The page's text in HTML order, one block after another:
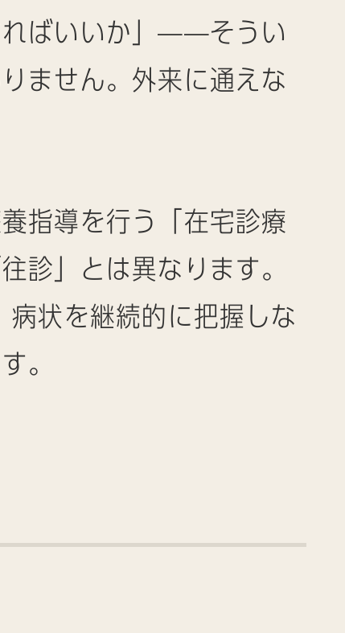
ればいいか」——そうい
ません。外来に通えな
指導を行う「在宅診療
診」とは異なります。
状を継続的に把握しな
。